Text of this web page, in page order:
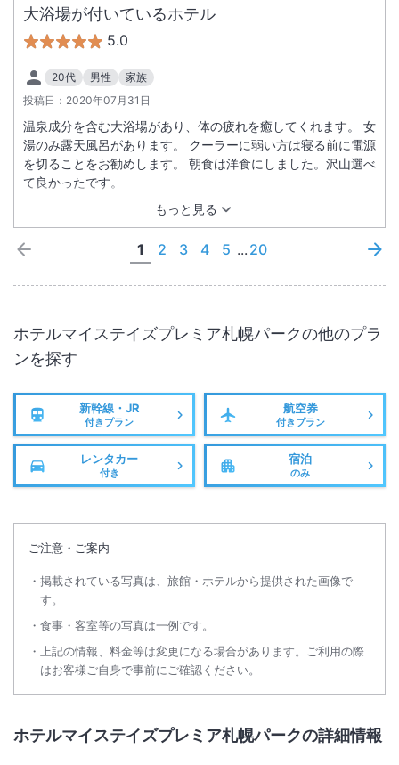
大浴場が付いているホテル
5.0
20代 男性
家族
投稿日： 2020年07月31日
もっと見る
温泉成分を含む大浴場があり、体の疲れを癒してくれます。 女
湯のみ露天風呂があります。 クーラーに弱い方は寝る前に電源
を切ることをお勧めします。 朝食は洋食にしました。沢山選べ
て良かったです。
1 2 3 4 5 ... 20
ホテルマイステイズプレミア札幌パークの他のプラ
ンを探す
新幹線・JR
付きプラン
航空券
付きプラン
レンタカー
付き
宿泊
のみ
ご注意・ご案内
掲載されている写真は、旅館・ホテルから提供された画像で
す。
食事・客室等の写真は一例です。
上記の情報、料金等は変更になる場合があります。ご利用の際
はお客様ご自身で事前にご確認ください。
ホテルマイステイズプレミア札幌パークの詳細情報